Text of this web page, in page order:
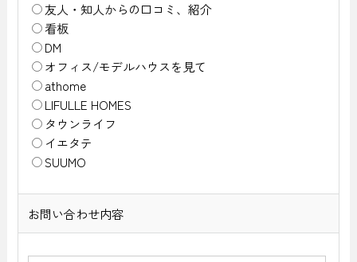
友人・知人からの口コミ、紹介
看板
DM
オフィス/モデルハウスを見て
athome
LIFULLE HOMES
タウンライフ
イエタテ
SUUMO
お問い合わせ内容